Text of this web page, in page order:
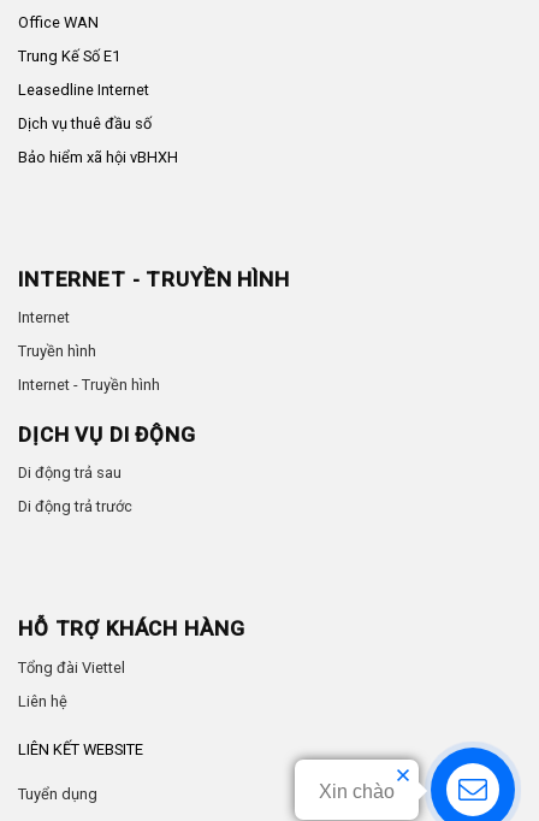
Office WAN
Trung Kế Số E1
Leasedline Internet
Dịch vụ thuê đầu số
Bảo hiểm xã hội vBHXH
INTERNET - TRUYỀN HÌNH
Internet
Truyền hình
Internet - Truyền hình
DỊCH VỤ DI ĐỘNG
Di động trả sau
Di động trả trước
HỖ TRỢ KHÁCH HÀNG
Tổng đài Viettel
Liên hệ
LIÊN KẾT WEBSITE
Tuyển dụng Xin chào